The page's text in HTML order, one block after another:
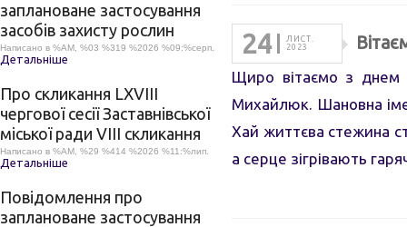
заплановане застосування
засобів захисту рослин
Написано в %AM, %03 %319 %2026 %09:%серп.
Детальніше
Про скликання LХVІІІ
чергової сесії Заставнівської
міської ради VIII скликання
Написано в %AM, %29 %414 %2026 %11:%лип.
Детальніше
Повідомлення про
заплановане застосування
24
ЛИСТ.
2023
Щиро вітаємо з днем
Михайлюк. Шановна
Хай життєва стежина
а серце зігрівають